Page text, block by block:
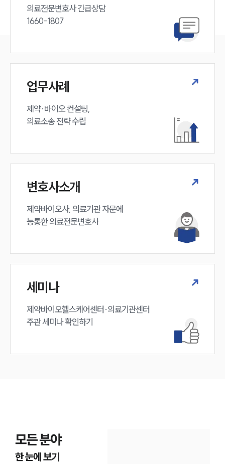
의료전문변호사 긴급상담
1660-1807
업무사례
제약·바이오 컨설팅,
의료소송 전략 수립
변호사소개
제약바이오사, 의료기관 자문에
능통한 의료전문변호사
세미나
제약바이오헬스케어센터·의료기관센터
주관 세미나 확인하기
모든 분야
한 눈에 보기